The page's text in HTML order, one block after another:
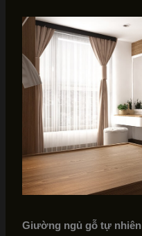
Giường ngủ gỗ tự nhiên